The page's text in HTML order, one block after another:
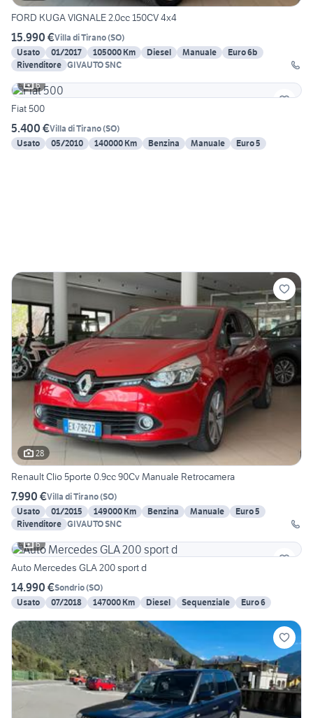
FORD KUGA VIGNALE 2.0cc 150CV 4x4
15.990 €Villa di Tirano(SO)
Usato
01/2017 105000 Km Diesel Manuale
Euro 6b
Rivenditore GIVAUTO SNC
6
Fiat 500
5.400 €Villa di Tirano(SO)
Usato
05/2010 140000 Km Benzina Manuale Euro 5
28
Renault Clio 5porte 0.9cc 90Cv Manuale Retrocamera
7.990 €Villa di Tirano(SO)
Usato
01/2015 149000 Km Benzina Manuale
Euro 5
Rivenditore GIVAUTO SNC
6
Auto Mercedes GLA 200 sport d
14.990 €Sondrio(SO)
Usato
07/2018 147000 Km Diesel Sequenziale Euro 6